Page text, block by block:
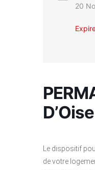
20
Le dispositif
de votre